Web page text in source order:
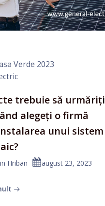
Verde 2023
trebuie să urmăriți
alegeți o firmă
unui sistem
Hriban
august 23, 2023